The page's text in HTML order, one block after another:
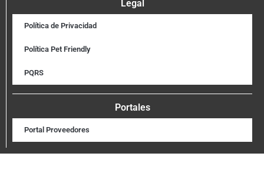
Legal
Política de Privacidad
Política Pet Friendly
PQRS
Portales
Portal Proveedores